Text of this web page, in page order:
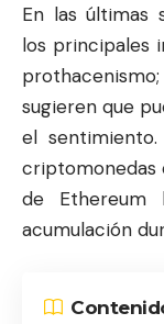
En las últimas
los principales
sugieren que
el
criptomonedas
de Ethereum
acumulación